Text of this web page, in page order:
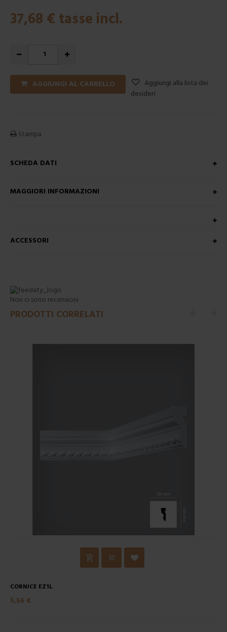
37,68 € tasse incl.
AGGIUNGI AL CARRELLO
Aggiungi alla lista dei
desideri
Stampa
SCHEDA DATI
MAGGIORI INFORMAZIONI
ACCESSORI
Non ci sono recensioni
PRODOTTI CORRELATI
CORNICE EZ1L
5,56 €